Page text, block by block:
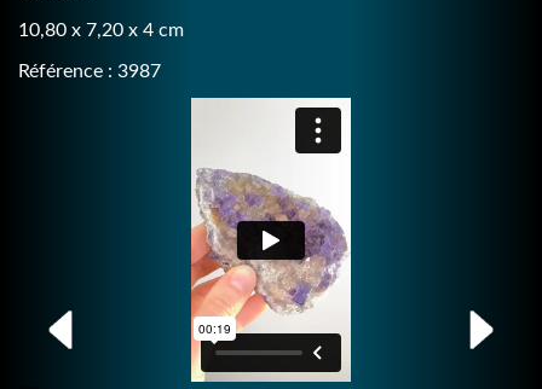
10,80 x 7,20 x 4 cm
Référence : 3987